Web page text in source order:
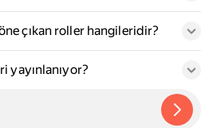
çıkan roller hangileridir?
yayınlanıyor?